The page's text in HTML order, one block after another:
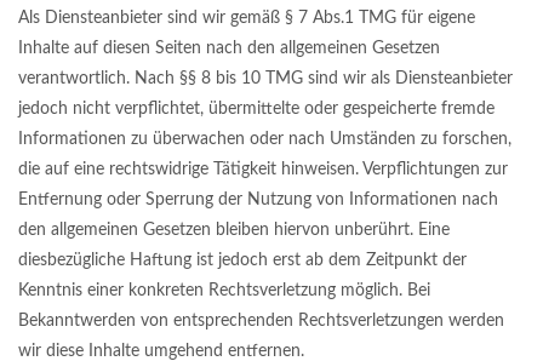
Als Diensteanbieter sind wir gemäß § 7 Abs.1 TMG für eigene
Inhalte auf diesen Seiten nach den allgemeinen Gesetzen
verantwortlich. Nach §§ 8 bis 10 TMG sind wir als Diensteanbieter
jedoch nicht verpflichtet, übermittelte oder gespeicherte fremde
Informationen zu überwachen oder nach Umständen zu forschen,
die auf eine rechtswidrige Tätigkeit hinweisen. Verpflichtungen zur
Entfernung oder Sperrung der Nutzung von Informationen nach
den allgemeinen Gesetzen bleiben hiervon unberührt. Eine
diesbezügliche Haftung ist jedoch erst ab dem Zeitpunkt der
Kenntnis einer konkreten Rechtsverletzung möglich. Bei
Bekanntwerden von entsprechenden Rechtsverletzungen werden
wir diese Inhalte umgehend entfernen.